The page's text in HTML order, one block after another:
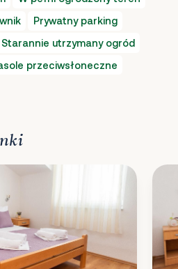
Prywatny parking
Starannie utrzymany ogród
przeciwsłoneczne